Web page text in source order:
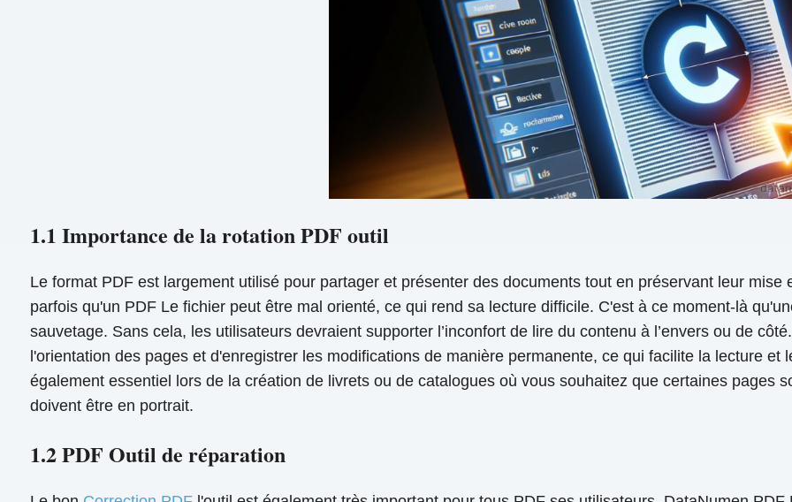
1.1 Importance de la rotation PDF outil
Le format PDF est largement utilisé pour partager et présenter des documents tout en préservant leur
parfois qu'un PDF Le fichier peut être mal orienté, ce qui rend sa lecture difficile. C'est à ce moment-là
sauvetage. Sans cela, les utilisateurs devraient supporter l’inconfort de lire du contenu à l’envers ou de
l'orientation des pages et d'enregistrer les modifications de manière permanente, ce qui facilite la lecture
également essentiel lors de la création de livrets ou de catalogues où vous souhaitez que certaines pages
doivent être en portrait.
1.2 PDF Outil de réparation